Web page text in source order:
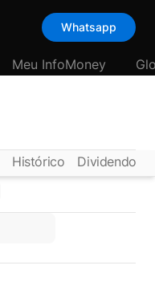
Whatsapp
Meu InfoMoney
Histórico Dividendos